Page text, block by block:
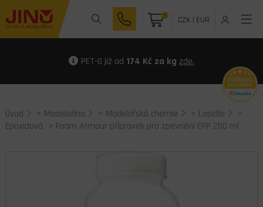
0 CZK| EUR
PET-G již od 174 Kč za kg zde.
Úvod > Modelařina > Modelářská chemie > Lepidla
>
Epoxidová > Foam Armour přípravek pro zpevnění EPP 250 ml